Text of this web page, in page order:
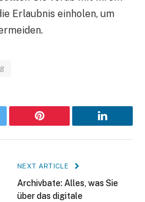
Erlaubnis einholen, um
Pinterest LinkedIn
NEXT ARTICLE
Archivbate: Alles, was Sie
über das digitale